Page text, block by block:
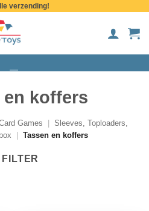
verzending!
en koffers
Games
Sleeves, Toploaders,
Tassen en koffers
FILTER